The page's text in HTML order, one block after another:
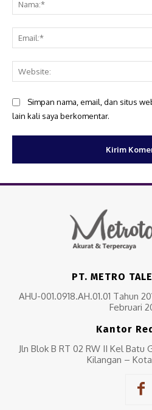
Simpan nama, email, dan situs
lain kali saya berkomentar.
PT. METRO
AHU-001.0918.AH.01.01 Tahun
Februari
Kantor
Jln Blok B RT 02 RW II Kel Batu
Kilangan –